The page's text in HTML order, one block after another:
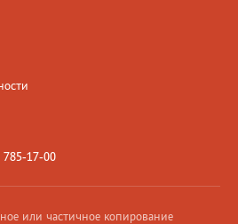
785-17-00
или частичное копирование